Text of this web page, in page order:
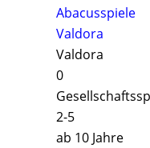
Abacusspiele
Valdora
Valdora
0
2-5
ab 10 Jahre